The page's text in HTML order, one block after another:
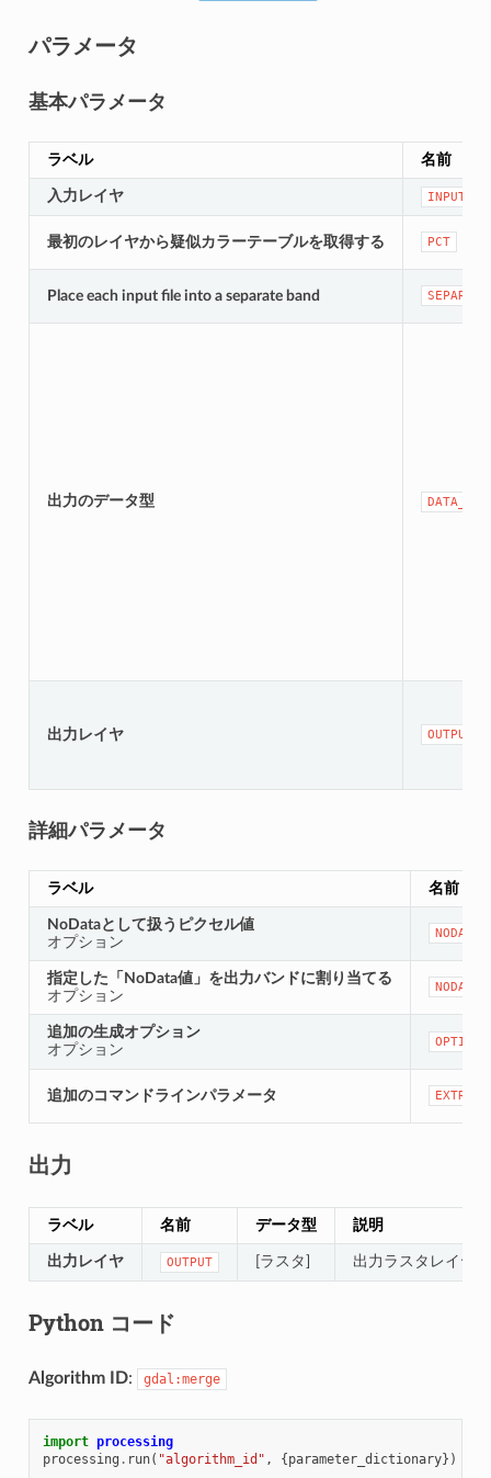
パラメータ
基本パラメータ
ラベル 名前
入力レイヤ INPUT
最初のレイヤから疑似カラーテーブルを取得する PCT
Place each input file into a separate band SEPARATE
出力のデータ型
出力レイヤ OUTPUT
詳細パラメータ
ラベル 名前
NoDataとして扱うピクセル値
オプション
指定した「NoData値」を出力バンドに割り当てる
オプション
追加の生成オプション
オプション
OPTIONS
追加のコマンドラインパラメータ EXTRA
出力
ラベル 名前 データ型 説明
出力レイヤ OUTPUT [ラスタ] 出力ラスタレイヤ
Python コード
Algorithm ID: gdal:merge
import processing
processing . run( "algorithm_id" , {parameter_dictionary})